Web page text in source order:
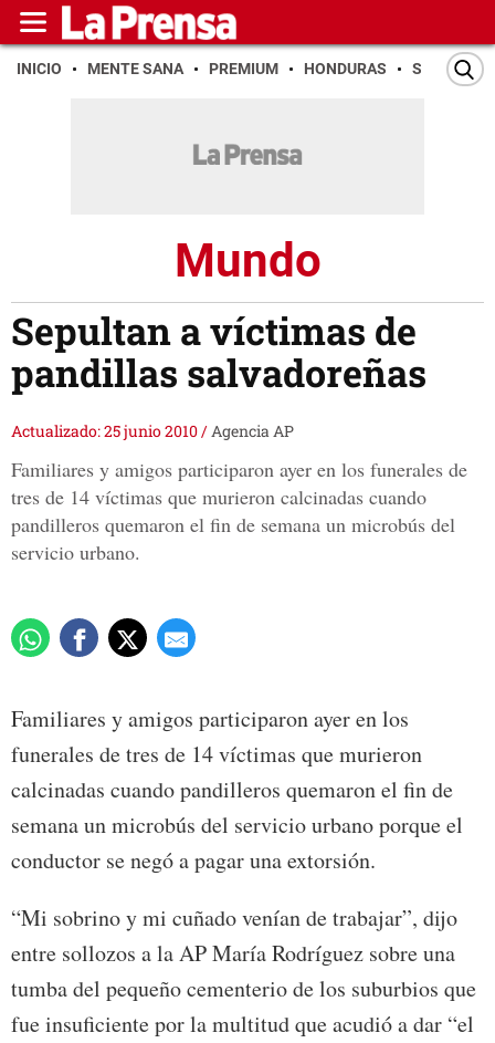
INICIO MENTE SANA PREMIUM HONDURAS SAN PEDRO
Mundo
Sepultan a víctimas de
pandillas salvadoreñas
Actualizado: 25 junio 2010/Agencia AP
Familiares y amigos participaron ayer en los funerales de
tres de 14 víctimas que murieron calcinadas cuando
pandilleros quemaron el fin de semana un microbús del
servicio urbano.
Familiares y amigos participaron ayer en los
funerales de tres de 14 víctimas que murieron
calcinadas cuando pandilleros quemaron el fin de
semana un microbús del servicio urbano porque el
conductor se negó a pagar una extorsión.
“Mi sobrino y mi cuñado venían de trabajar”, dijo
entre sollozos a la AP María Rodríguez sobre una
tumba del pequeño cementerio de los suburbios que
fue insuficiente por la multitud que acudió a dar “el